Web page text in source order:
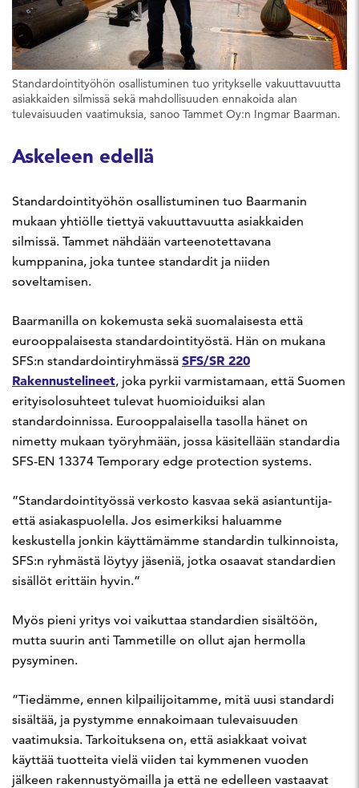
Standardointityöhön osallistuminen tuo yritykselle vakuuttavuutta
asiakkaiden silmissä sekä mahdollisuuden ennakoida alan
tulevaisuuden vaatimuksia, sanoo Tammet Oy:n Ingmar Baarman.
Askeleen edellä
Standardointityöhön osallistuminen tuo Baarmanin
mukaan yhtiölle tiettyä vakuuttavuutta asiakkaiden
silmissä. Tammet nähdään varteenotettavana
kumppanina, joka tuntee standardit ja niiden
soveltamisen.
Baarmanilla on kokemusta sekä suomalaisesta että
eurooppalaisesta standardointityöstä. Hän on mukana
SFS:n standardointiryhmässä SFS/SR 220
Rakennustelineet, joka pyrkii varmistamaan, että Suomen
erityisolosuhteet tulevat huomioiduiksi alan
standardoinnissa. Eurooppalaisella tasolla hänet on
nimetty mukaan työryhmään, jossa käsitellään standardia
SFS-EN 13374 Temporary edge protection systems.
”Standardointityössä verkosto kasvaa sekä asiantuntija-
että asiakaspuolella. Jos esimerkiksi haluamme
keskustella jonkin käyttämämme standardin tulkinnoista,
SFS:n ryhmästä löytyy jäseniä, jotka osaavat standardien
sisällöt erittäin hyvin.”
Myös pieni yritys voi vaikuttaa standardien sisältöön,
mutta suurin anti Tammetille on ollut ajan hermolla
pysyminen.
”Tiedämme, ennen kilpailijoitamme, mitä uusi standardi
sisältää, ja pystymme ennakoimaan tulevaisuuden
vaatimuksia. Tarkoituksena on, että asiakkaat voivat
käyttää tuotteita vielä viiden tai kymmenen vuoden
jälkeen rakennustyömailla ja että ne edelleen vastaavat